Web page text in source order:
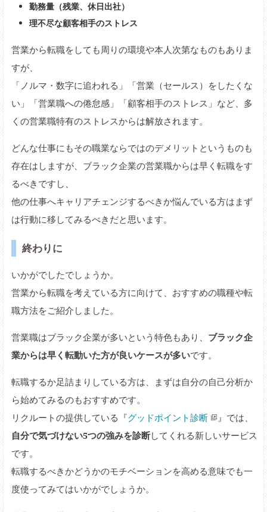
勤務量（残業、休日出社）
理不尽な顧客相手のストレス
営業から転職をしても周りの環境や本人次第なものもありま
すが、
「ノルマ・数字に追われる」「営業（セールス）をしたくな
い」「営業職への倦怠感」「顧客相手のストレス」など、多
くの営業職特有のストレスからは解放されます。
どんな仕事にもその職業ならではのデメリットというものも
存在はしますが、ブラック企業の営業職からは早く転職をす
るべきですし、
他の仕事へキャリアチェンジするべきか悩んでいる方はまず
は行動に移してみるべきだと思います。
終わりに
いかがでしたでしょうか。
営業から転職を考えている方に向けて、おすすめの職種や転
職方法をご紹介しました。
営業職はブラック企業が多いという特色もあり、 ブラック企
業からは早く転動いた方が良いケースが多いです。
転職するか足詰まりしている方は、まずは自分の自己分析か
ら始めてみるのもおすすめです。
リクルートの提供している『グッドポイント診断
』では、
自分で気づけない5つの強みを診断してくれる新しいサービス
です。
転職するべきかどうかのモチベーションを高める意味でも一
度使ってみてはいかがでしょうか。